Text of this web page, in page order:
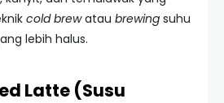
cold brewatau brewing suhu
lebih halus.
Latte (Susu